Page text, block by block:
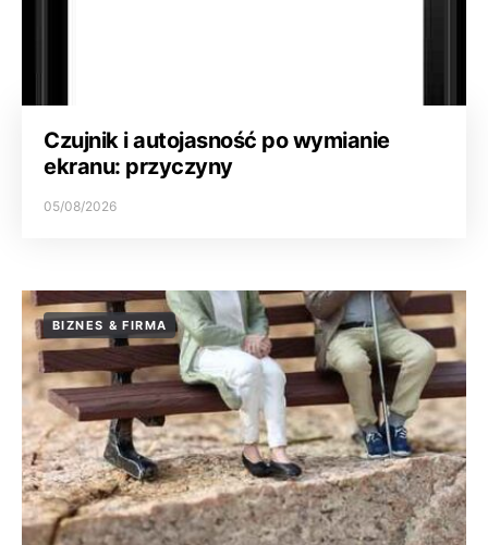
Czujnik i autojasność po wymianie
ekranu: przyczyny
05/08/2026
BIZNES & FIRMA